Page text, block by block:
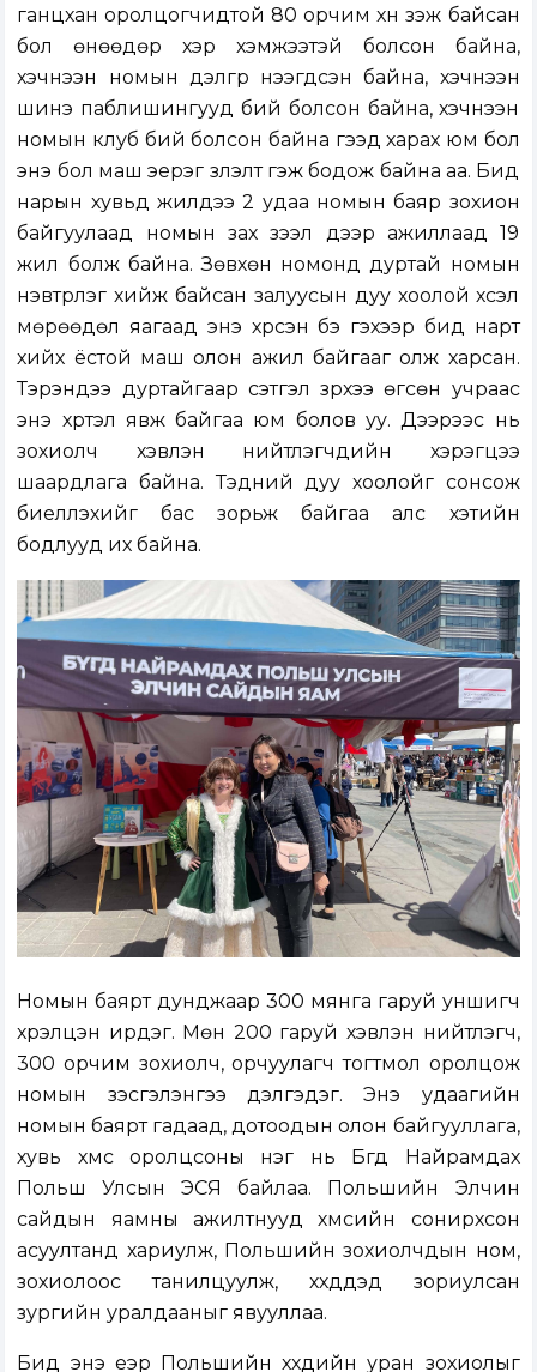
ганцхан оролцогчидтой 80 орчим хүн үзэж байсан
бол өнөөдөр хэр хэмжээтэй болсон байна,
хэчнээн номын дэлгүүр нээгдсэн байна, хэчнээн
шинэ паблишингууд бий болсон байна, хэчнээн
номын клуб бий болсон байна гээд харах юм бол
энэ бол маш эерэг үзүүлэлт гэж бодож байна аа. Бид
нарын хувьд жилдээ 2 удаа номын баяр зохион
байгуулаад номын зах зээл дээр ажиллаад 19
жил болж байна. Зөвхөн номонд дуртай номын
нэвтрүүлэг хийж байсан залуусын дуу хоолой хүсэл
мөрөөдөл яагаад энэ хүрсэн бэ гэхээр бид нарт
хийх ёстой маш олон ажил байгааг олж харсан.
Тэрэндээ дуртайгаар сэтгэл зүрхээ өгсөн учраас
энэ хүртэл явж байгаа юм болов уу. Дээрээс нь
зохиолч хэвлэн нийтлэгчдийн хэрэгцээ
шаардлага байна. Тэдний дуу хоолойг сонсож
биелүүлэхийг бас зорьж байгаа алс хэтийн
бодлууд их байна.
Номын баярт дунджаар 300 мянга гаруй уншигч
хүрэлцэн ирдэг. Мөн 200 гаруй хэвлэн нийтлэгч,
300 орчим зохиолч, орчуулагч тогтмол оролцож
номын үзэсгэлэнгээ дэлгэдэг. Энэ удаагийн
номын баярт гадаад, дотоодын олон байгууллага,
хувь хүмүүс оролцсоны нэг нь Бүгд Найрамдах
Польш Улсын ЭСЯ байлаа. Польшийн Элчин
сайдын яамны ажилтнууд хүмүүсийн сонирхсон
асуултанд хариулж, Польшийн зохиолчдын ном,
зохиолоос танилцуулж, хүүхдүүдэд зориулсан
зургийн уралдааныг явууллаа.
Бид энэ үеэр Польшийн хүүхдийн уран зохиолыг